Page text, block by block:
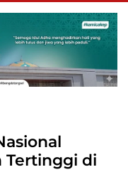
Tertinggi di